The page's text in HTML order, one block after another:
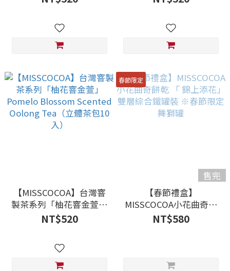
Tea（立體茶包10入）
Oolong Tea（立體茶包
【MISSCOCOA】台灣窨
製茶系列「柚花窨金萱」
Pomelo Blossom
Scented Oolong
NT$520
春節限定
售完
【春節禮盒】
MISSCOCOA小花曲奇餅
乾 「 錦上添花」雙層綜
合鐵罐裝 ※春節限定舞獅
NT$580